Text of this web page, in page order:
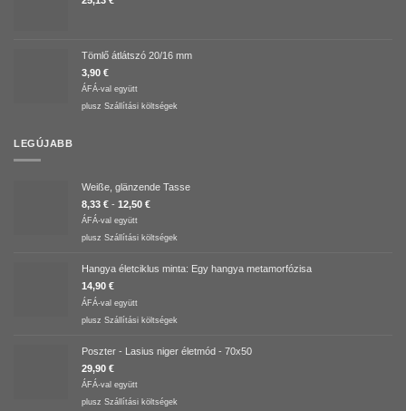
Tömlő átlátszó 20/16 mm
3,90 €
ÁFÁ-val együtt
plusz Szállítási költségek
LEGÚJABB
Weiße, glänzende Tasse
8,33 € - 12,50 €
ÁFÁ-val együtt
plusz Szállítási költségek
Hangya életciklus minta: Egy hangya metamorfózisa
14,90 €
ÁFÁ-val együtt
plusz Szállítási költségek
Poszter - Lasius niger életmód - 70x50
29,90 €
ÁFÁ-val együtt
plusz Szállítási költségek